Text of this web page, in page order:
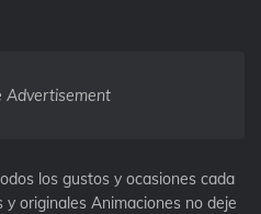
Advertisement
los gustos y ocasiones cada
originales Animaciones no deje